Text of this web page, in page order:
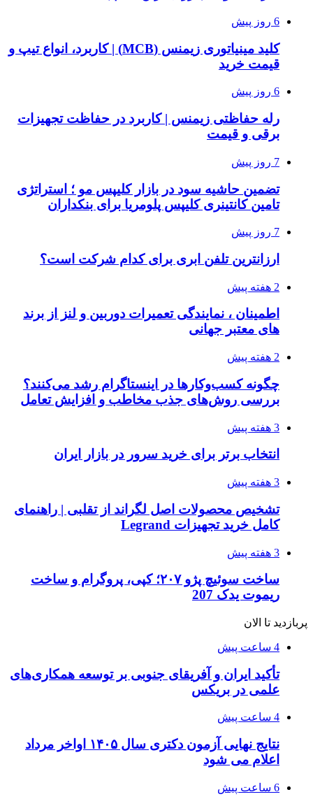
6 روز پیش
کلید مینیاتوری زیمنس (MCB) | کاربرد، انواع تیپ و
قیمت خرید
6 روز پیش
رله حفاظتی زیمنس | کاربرد در حفاظت تجهیزات
برقی و قیمت
7 روز پیش
تضمین حاشیه سود در بازار کلیپس مو ؛ استراتژی
تامین کانتینری کلیپس پلومریا برای بنکداران
7 روز پیش
ارزانترین تلفن ابری برای کدام شرکت است؟
2 هفته پیش
اطمینان ، نمایندگی تعمیرات دوربین و لنز از برند
های معتبر جهانی
2 هفته پیش
چگونه کسب‌وکارها در اینستاگرام رشد می‌کنند؟
بررسی روش‌های جذب مخاطب و افزایش تعامل
3 هفته پیش
انتخاب برتر برای خرید سرور در بازار ایران
3 هفته پیش
تشخیص محصولات اصل لگراند از تقلبی | راهنمای
کامل خرید تجهیزات Legrand
3 هفته پیش
ساخت سوئیچ پژو ۲۰۷؛ کپی، پروگرام و ساخت
ریموت یدک 207
پربازدید تا الان
4 ساعت پیش
تأکید ایران و آفریقای جنوبی بر توسعه همکاری‌های
علمی در بریکس
4 ساعت پیش
نتایج نهایی آزمون دکتری سال ۱۴۰۵ اواخر مرداد
اعلام می شود
6 ساعت پیش